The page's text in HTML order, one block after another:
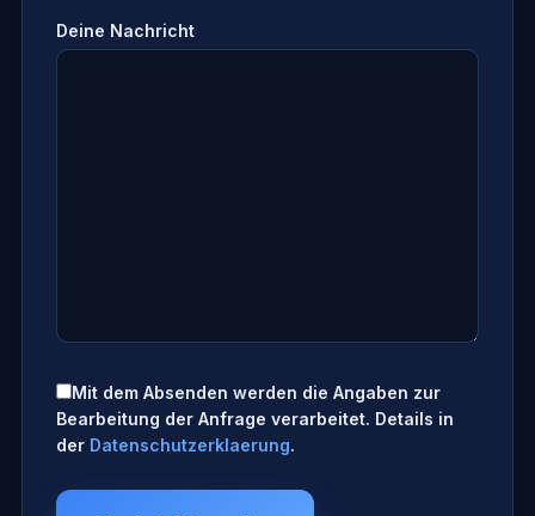
Deine Nachricht
Mit dem Absenden werden die Angaben zur
Bearbeitung der Anfrage verarbeitet. Details in
der Datenschutzerklaerung.